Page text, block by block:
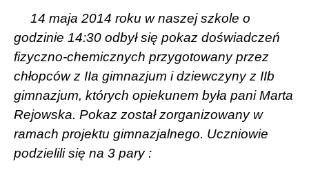
14 maja 2014 roku w naszej szkole o
godzinie 14:30 odbył się pokaz doświadczeń
fizyczno-chemicznych przygotowany przez
chłopców z IIa gimnazjum i dziewczyny z IIb
gimnazjum, których opiekunem była pani Marta
Rejowska. Pokaz został zorganizowany w
ramach projektu gimnazjalnego. Uczniowie
podzielili się na 3 pary :